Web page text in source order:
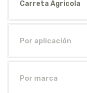
Carreta Agricola
Por aplicación
Por marca